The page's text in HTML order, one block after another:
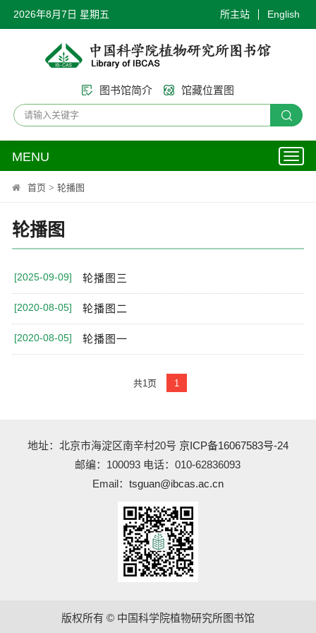
2026年8月7日 星期五 所主站 English
图书馆简介 馆藏位置图
MENU
首页 >轮播图
轮播图
[2025-09-09] 轮播图三
[2020-08-05] 轮播图二
[2020-08-05] 轮播图一
共1页 1
地址：北京市海淀区南辛村20号 京ICP备16067583号-24
邮编：100093 电话：010-62836093
Email： tsguan@ibcas.ac.cn
版权所有 © 中国科学院植物研究所图书馆